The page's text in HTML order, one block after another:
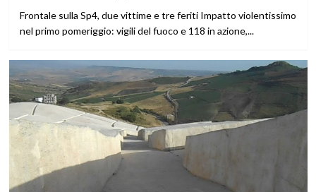
Frontale sulla Sp4, due vittime e tre feriti Impatto violentissimo
nel primo pomeriggio: vigili del fuoco e 118 in azione,...